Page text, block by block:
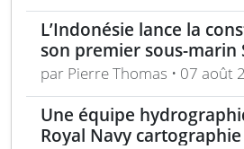
L’Indonésie lance la
son premier sous-marin
le cadre du programme
par Pierre Thomas • 07 août
Une équipe
Royal Navy